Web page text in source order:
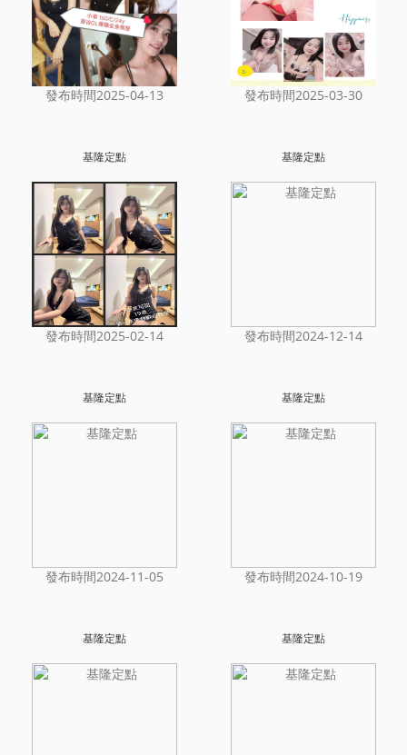
發布時間2025-04-13 發布時間2025-03-30
基隆定點
發布時間2025-02-14
基隆定點
發布時間2024-12-14
基隆定點
發布時間2024-11-05
基隆定點
發布時間2024-10-19
基隆定點 基隆定點